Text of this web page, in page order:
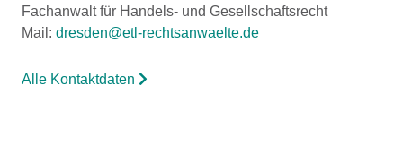
Fachanwalt für Handels- und Gesellschaftsrecht
Mail: dresden@etl-rechtsanwaelte.de
Alle Kontaktdaten